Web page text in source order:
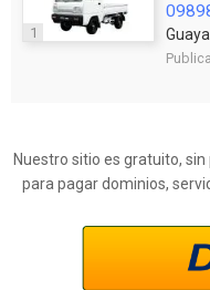
1
Nuestro sitio es gratuito,
para pagar dominios,